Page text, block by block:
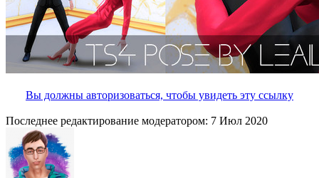
Вы должны авторизоваться, чтобы увидеть эту ссылку
Последнее редактирование модератором: 7 Июл 2020